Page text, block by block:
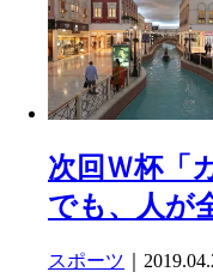
次回Ｗ杯「
でも、人が
スポーツ ｜